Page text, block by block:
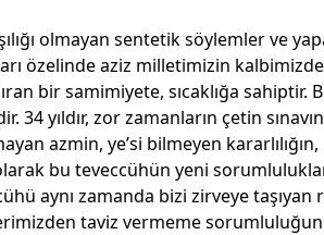
olmayan sentetik söylemler ve
özelinde aziz milletimizin
bir samimiyete, sıcaklığa
34 yıldır, zor zamanların çetin
azmin, ye’si bilmeyen
bu teveccühün yeni
aynı zamanda bizi zirveye
taviz vermeme